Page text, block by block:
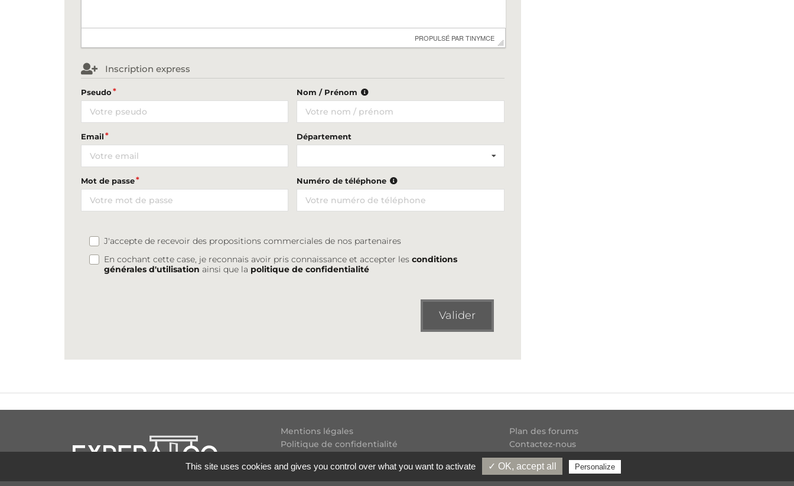
PROPULSÉ PAR TINYMCE
Inscription express
Pseudo Nom / Prénom
Email Département
Mot de passe Numéro de téléphone
J'accepte de recevoir des propositions commerciales de nos partenaires
En cochant cette case, je reconnais avoir pris connaissance et accepter lesconditions
générales d'utilisation ainsi que la politique de confidentialité
Valider
Mentions légales
Politique de confidentialité
Plan des forums
Contactez-nous
Flux RSS
2026 Experatoo.com - Tous droits réservés
This site uses cookies and gives you control over what you want to activate ✓ OK, accept all Personalize